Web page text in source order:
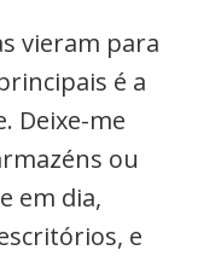
vieram para
é a
Deixe-me
ou
em dia,
e